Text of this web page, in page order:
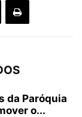
da Paróquia
o...